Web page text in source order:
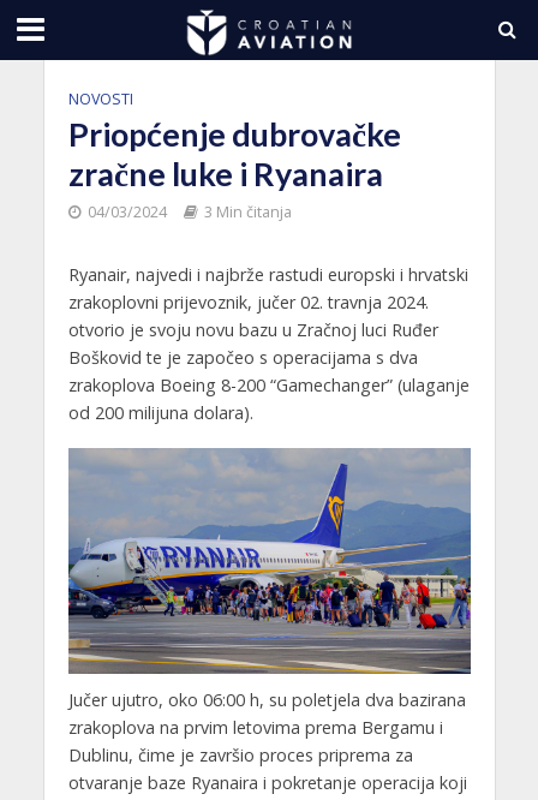
NOVOSTI
Priopćenje dubrovačke
zračne luke i Ryanaira
04/03/2024 3 Min čitanja
Ryanair, najvedi i najbrže rastudi europski i hrvatski
zrakoplovni prijevoznik, jučer 02. travnja 2024.
otvorio je svoju novu bazu u Zračnoj luci Ruđer
Boškovid te je započeo s operacijama s dva
zrakoplova Boeing 8-200 “Gamechanger” (ulaganje
od 200 milijuna dolara).
Jučer ujutro, oko 06:00 h, su poletjela dva bazirana
zrakoplova na prvim letovima prema Bergamu i
Dublinu, čime je završio proces priprema za
otvaranje baze Ryanaira i pokretanje operacija koji